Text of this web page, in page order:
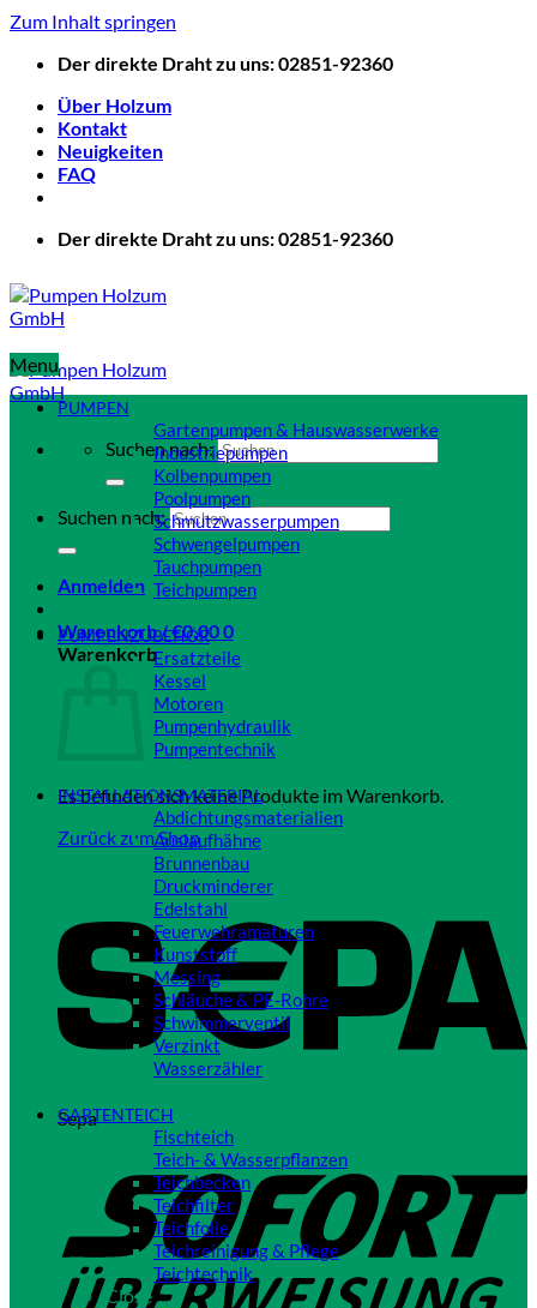
Zum Inhalt springen
Der direkte Draht zu uns: 02851-92360
Über Holzum
Kontakt
Neuigkeiten
FAQ
Der direkte Draht zu uns: 02851-92360
Suchen nach:
Suchen nach:
Anmelden
Warenkorb /€0,000
Warenkorb
Es befinden sich keine Produkte im Warenkorb.
Zurück zum Shop
Sepa
Menu
PUMPEN
Gartenpumpen & Hauswasserwerke
Industriepumpen
Kolbenpumpen
Poolpumpen
Schmutzwasserpumpen
Schwengelpumpen
Tauchpumpen
Teichpumpen
PUMPENZUBEHÖR
Ersatzteile
Kessel
Motoren
Pumpenhydraulik
Pumpentechnik
INSTALLATIONSMATERIAL
Abdichtungsmaterialien
Auslaufhähne
Brunnenbau
Druckminderer
Edelstahl
Feuerwehramaturen
Kunststoff
Messing
Schläuche & PE-Rohre
Schwimmerventil
Verzinkt
Wasserzähler
GARTENTEICH
Fischteich
Teich- & Wasserpflanzen
Teichbecken
Teichfilter
Teichfolie
Teichreinigung & Pflege
Teichtechnik
Close